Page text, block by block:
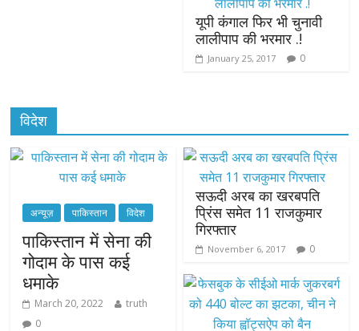
यूपी कंगाल फिर भी चुनावी
लालीपाप की भरमार .!
January 25, 2017 0
विदेश
अन्यूज़ पाकिस्तान विदेश
पाकिस्तान में सेना की
गोदाम के पास कई
धमाके
March 20, 2022
truth
0
सऊदी अरब का खरबपति
प्रिंस समेत 11 राजकुमार
गिरफ्तार
November 6, 2017 0